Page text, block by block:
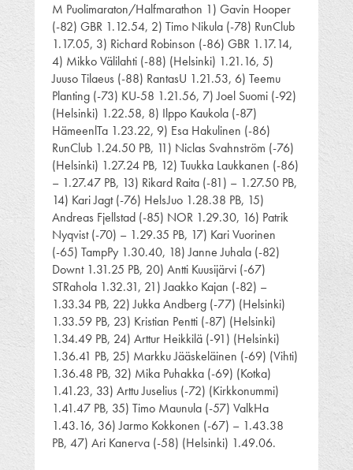
M Puolimaraton/Halfmarathon 1) Gavin Hooper
(-82) GBR 1.12.54, 2) Timo Nikula (-78) RunClub
1.17.05, 3) Richard Robinson (-86) GBR 1.17.14,
4) Mikko Välilahti (-88) (Helsinki) 1.21.16, 5)
Juuso Tilaeus (-88) RantasU 1.21.53, 6) Teemu
Planting (-73) KU-58 1.21.56, 7) Joel Suomi (-92)
(Helsinki) 1.22.58, 8) Ilppo Kaukola (-87)
HämeenlTa 1.23.22, 9) Esa Hakulinen (-86)
RunClub 1.24.50 PB, 11) Niclas Svahnström (-76)
(Helsinki) 1.27.24 PB, 12) Tuukka Laukkanen (-86)
– 1.27.47 PB, 13) Rikard Raita (-81) – 1.27.50 PB,
14) Kari Jagt (-76) HelsJuo 1.28.38 PB, 15)
Andreas Fjellstad (-85) NOR 1.29.30, 16) Patrik
Nyqvist (-70) – 1.29.35 PB, 17) Kari Vuorinen
(-65) TampPy 1.30.40, 18) Janne Juhala (-82)
Downt 1.31.25 PB, 20) Antti Kuusijärvi (-67)
STRahola 1.32.31, 21) Jaakko Kajan (-82) –
1.33.34 PB, 22) Jukka Andberg (-77) (Helsinki)
1.33.59 PB, 23) Kristian Pentti (-87) (Helsinki)
1.34.49 PB, 24) Arttur Heikkilä (-91) (Helsinki)
1.36.41 PB, 25) Markku Jääskeläinen (-69) (Vihti)
1.36.48 PB, 32) Mika Puhakka (-69) (Kotka)
1.41.23, 33) Arttu Juselius (-72) (Kirkkonummi)
1.41.47 PB, 35) Timo Maunula (-57) ValkHa
1.43.16, 36) Jarmo Kokkonen (-67) – 1.43.38
PB, 47) Ari Kanerva (-58) (Helsinki) 1.49.06.